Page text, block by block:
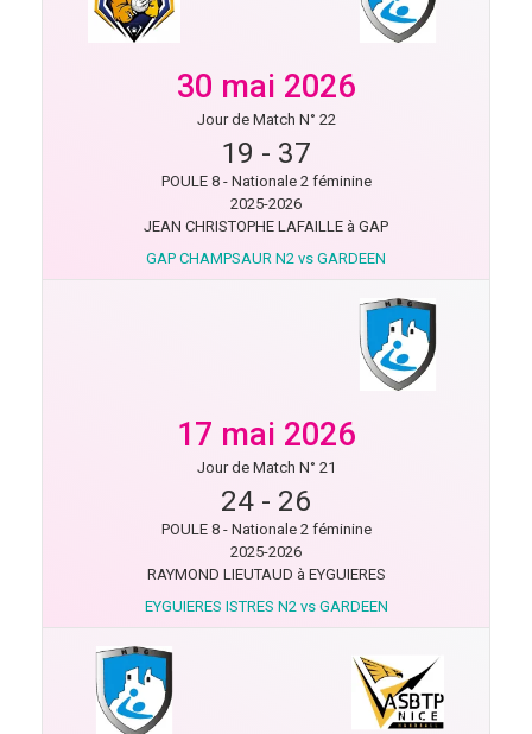
30 mai 2026
Jour de Match N° 22
19 - 37
POULE 8 - Nationale 2 féminine
2025-2026
JEAN CHRISTOPHE LAFAILLE à GAP
GAP CHAMPSAUR N2 vs GARDEEN
17 mai 2026
Jour de Match N° 21
24 - 26
POULE 8 - Nationale 2 féminine
2025-2026
RAYMOND LIEUTAUD à EYGUIERES
EYGUIERES ISTRES N2 vs GARDEEN